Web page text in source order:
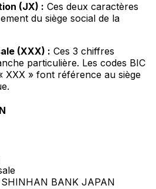
(JX) : Ces deux caractères
du siège social de la
(XXX) : Ces 3 chiffres
particulière. Les codes BIC
XXX » font référence au siège
BANK JAPAN